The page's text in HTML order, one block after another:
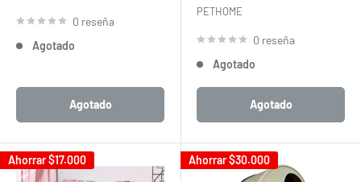
0 reseña
Agotado
Agotado
PETHOME
0 reseña
Agotado
Agotado
Ahorrar$17.000 Ahorrar$30.000